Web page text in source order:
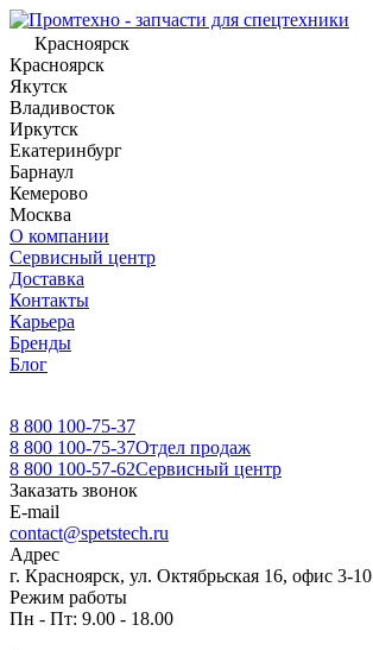
Красноярск
Красноярск
Якутск
Владивосток
Иркутск
Екатеринбург
Барнаул
Кемерово
Москва
О компании
Сервисный центр
Доставка
Контакты
Карьера
Бренды
Блог
8 800 100-75-37
8 800 100-75-37Отдел продаж
8 800 100-57-62Сервисный центр
Заказать звонок
E-mail
contact@spetstech.ru
Адрес
г. Красноярск, ул. Октябрьская 16, офис 3-10
Режим работы
Пн - Пт: 9.00 - 18.00